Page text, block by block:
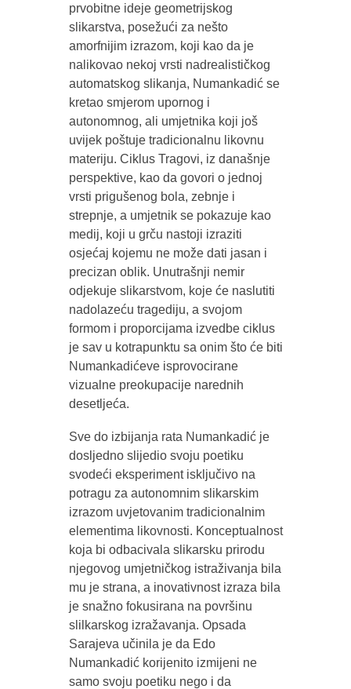
prvobitne ideje geometrijskog
slikarstva, posežući za nešto
amorfnijim izrazom, koji kao da je
nalikovao nekoj vrsti nadrealističkog
automatskog slikanja, Numankadić se
kretao smjerom upornog i
autonomnog, ali umjetnika koji još
uvijek poštuje tradicionalnu likovnu
materiju. Ciklus Tragovi, iz današnje
perspektive, kao da govori o jednoj
vrsti prigušenog bola, zebnje i
strepnje, a umjetnik se pokazuje kao
medij, koji u grču nastoji izraziti
osjećaj kojemu ne može dati jasan i
precizan oblik. Unutrašnji nemir
odjekuje slikarstvom, koje će naslutiti
nadolazeću tragediju, a svojom
formom i proporcijama izvedbe ciklus
je sav u kotrapunktu sa onim što će biti
Numankadićeve isprovocirane
vizualne preokupacije narednih
desetljeća.
Sve do izbijanja rata Numankadić je
dosljedno slijedio svoju poetiku
svodeći eksperiment isključivo na
potragu za autonomnim slikarskim
izrazom uvjetovanim tradicionalnim
elementima likovnosti. Konceptualnost
koja bi odbacivala slikarsku prirodu
njegovog umjetničkog istraživanja bila
mu je strana, a inovativnost izraza bila
je snažno fokusirana na površinu
slilkarskog izražavanja. Opsada
Sarajeva učinila je da Edo
Numankadić korijenito izmijeni ne
samo svoju poetiku nego i da